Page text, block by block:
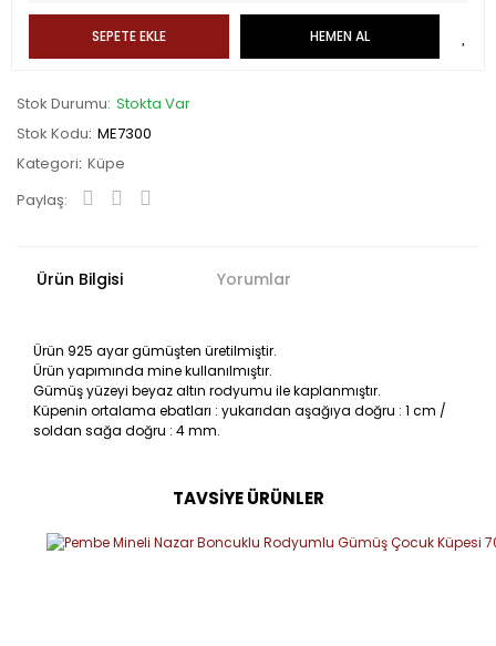
SEPETE EKLE HEMEN AL
Stok Durumu Stokta Var
Stok Kodu ME7300
Kategori Küpe
Paylaş:
Ürün Bilgisi Yorumlar
Ürün 925 ayar gümüşten üretilmiştir.
Ürün yapımında mine kullanılmıştır.
Gümüş yüzeyi beyaz altın rodyumu ile kaplanmıştır.
Küpenin ortalama ebatları : yukarıdan aşağıya doğru : 1 cm /
soldan sağa doğru : 4 mm.
TAVSİYE ÜRÜNLER